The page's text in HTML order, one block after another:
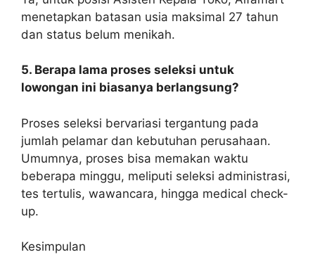
menetapkan batasan usia maksimal 27 tahun
dan status belum menikah.
5. Berapa lama proses seleksi untuk
lowongan ini biasanya berlangsung?
Proses seleksi bervariasi tergantung pada
jumlah pelamar dan kebutuhan perusahaan.
Umumnya, proses bisa memakan waktu
beberapa minggu, meliputi seleksi administrasi,
tes tertulis, wawancara, hingga medical check-
up.
Kesimpulan